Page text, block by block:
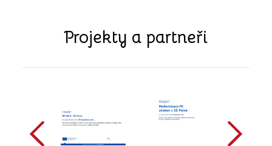
Projekty a partneři